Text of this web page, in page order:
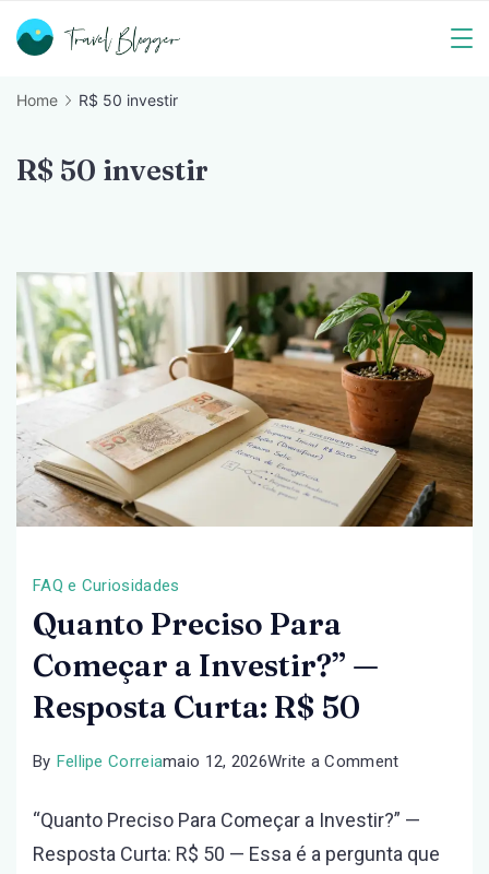
Skip
Home R$ 50 investir
R$ 50 investir
FAQ e Curiosidades
Quanto Preciso Para
Começar a Investir?” —
Resposta Curta: R$ 50
By Fellipe Correiamaio 12, 2026Write a Commenton
Preciso
Para
“Quanto Preciso Para Começar a Investir?” —
Resposta Curta: R$ 50 — Essa é a pergunta que